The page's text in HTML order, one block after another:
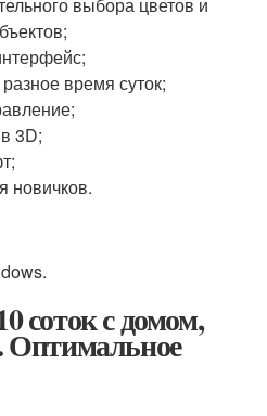
время суток;
3D;
новичков.
соток с домом,
Оптимальное